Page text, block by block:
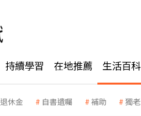
持續學習 在地推薦 生活百科
退休金 自書遺囑 補助 獨老